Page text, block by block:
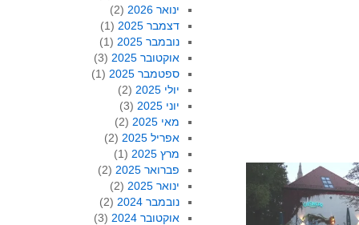
ינואר 2026
(2)
דצמבר 2025
(1)
נובמבר 2025
(1)
אוקטובר 2025
(3)
ספטמבר 2025
(1)
יולי 2025
(2)
יוני 2025
(3)
מאי 2025
(2)
אפריל 2025
(2)
מרץ 2025
(1)
פברואר 2025
(2)
ינואר 2025
(2)
נובמבר 2024
(2)
אוקטובר 2024
(3)